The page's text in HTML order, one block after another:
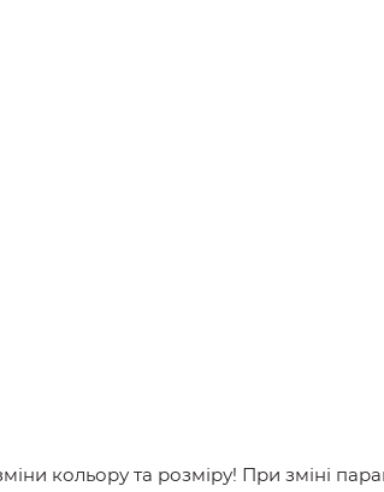
кольору та розміру! При зміні